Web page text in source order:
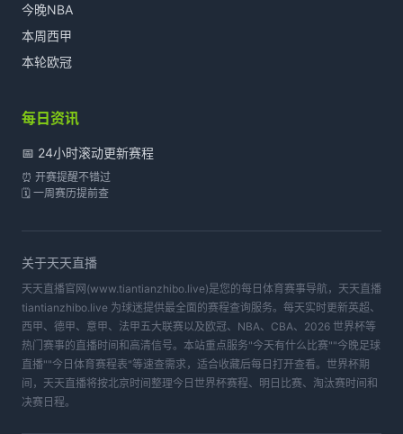
今晚NBA
本周西甲
本轮欧冠
每日资讯
📅 24小时滚动更新赛程
⏰ 开赛提醒不错过
🗓️ 一周赛历提前查
关于天天直播
天天直播官网(www.tiantianzhibo.live)是您的每日体育赛事导航，天天直播
tiantianzhibo.live 为球迷提供最全面的赛程查询服务。每天实时更新英超、
西甲、德甲、意甲、法甲五大联赛以及欧冠、NBA、CBA、2026 世界杯等
热门赛事的直播时间和高清信号。本站重点服务"今天有什么比赛""今晚足球
直播""今日体育赛程表"等速查需求，适合收藏后每日打开查看。世界杯期
间，天天直播将按北京时间整理今日世界杯赛程、明日比赛、淘汰赛时间和
决赛日程。